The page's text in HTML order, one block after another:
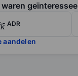
- ADR
aandelen